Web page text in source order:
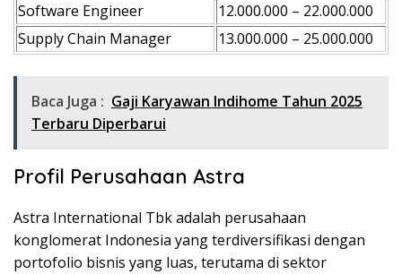
Software Engineer
12.000.000 – 22.000.000
Supply Chain Manager
13.000.000 – 25.000.000
Baca Juga : Gaji Karyawan Indihome Tahun 2025
Terbaru Diperbarui
Profil Perusahaan Astra
Astra International Tbk adalah perusahaan
konglomerat Indonesia yang terdiversifikasi dengan
portofolio bisnis yang luas, terutama di sektor